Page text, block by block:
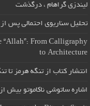
لیندزی گراهام ، درگذشت
تحلیل سناریوی احتمالی پس از
“Allah”: From Calligraphy
to Architecture
انتشار کتاب از تنگه هرمز تا
اشاره ساتوشی ناکاموتو بیش